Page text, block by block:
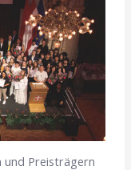
und Preisträgern